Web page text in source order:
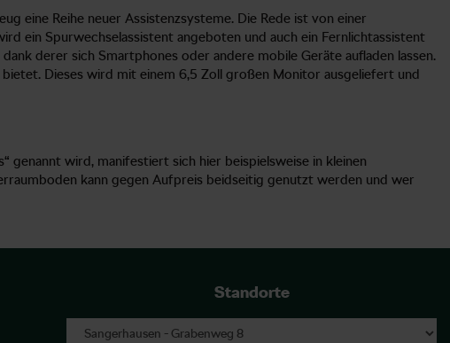
eine Reihe neuer Assistenzsysteme. Die Rede ist von einer
ein Spurwechselassistent angeboten und auch ein Fernlichtassistent
derer sich Smartphones oder andere mobile Geräte aufladen lassen.
Dieses wird mit einem 6,5 Zoll großen Monitor ausgeliefert und
genannt wird, manifestiert sich hier beispielsweise in kleinen
kann gegen Aufpreis beidseitig genutzt werden und wer
Standorte